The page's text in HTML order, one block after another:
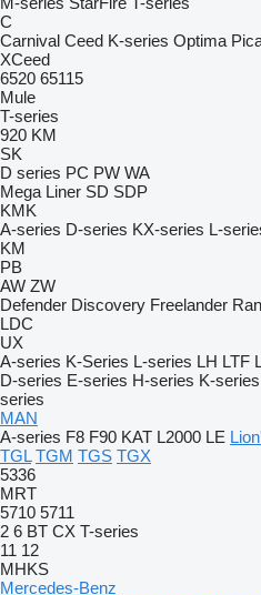
C
Carnival Ceed K-series Optima
XCeed
6520 65115
Mule
T-series
920 KM
SK
D series PC PW WA
Mega Liner SD SDP
KMK
A-series D-series KX-series L-
KM
PB
AW ZW
Defender Discovery Freelander
LDC
UX
A-series K-Series L-series LH LTF
D-series E-series H-series K-series
series
MAN
A-series F8 F90 KAT L2000 LE
TGL TGM TGS TGX
5336
MRT
5710 5711
2 6 BT CX T-series
11 12
MHKS
Mercedes-Benz